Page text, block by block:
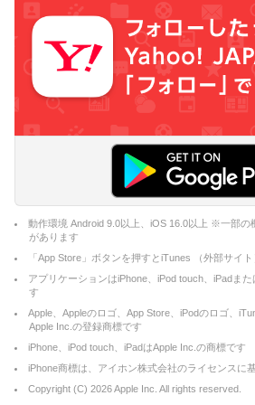
動作環境 Android 9.0以上、iOS 16.0以上 ※一部の
があります
「App Store」ボタンを押すとiTunes （外部サイ
アプリケーションはiPhone、iPod touch、iPadま
す
Apple、Appleのロゴ、App Store、iPodのロゴ、
Apple Inc.の登録商標です
iPhone、iPod touch、iPadはApple Inc.の商標です
iPhone商標は、アイホン株式会社のライセンスに
Copyright (C) 2026Apple Inc. All rights reserved.